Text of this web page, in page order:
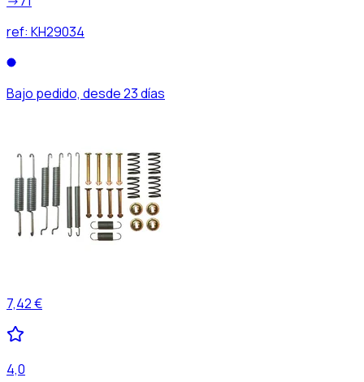
ref: KH29034
Bajo pedido, desde 23 días
7,42 €
4,0